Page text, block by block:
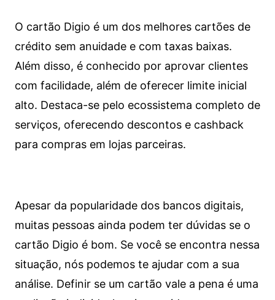
O cartão Digio é um dos melhores cartões de
crédito sem anuidade e com taxas baixas.
Além disso, é conhecido por aprovar clientes
com facilidade, além de oferecer limite inicial
alto. Destaca-se pelo ecossistema completo de
serviços, oferecendo descontos e cashback
para compras em lojas parceiras.
Apesar da popularidade dos bancos digitais,
muitas pessoas ainda podem ter dúvidas se o
cartão Digio é bom. Se você se encontra nessa
situação, nós podemos te ajudar com a sua
análise. Definir se um cartão vale a pena é uma